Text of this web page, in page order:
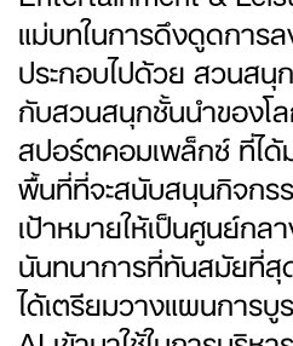
แม่บทในการดึงดูดกา
ประกอบไปด้วย สวนส
กับสวนสนุกชั้นนำของโ
สปอร์ตคอมเพล็กซ์ ที่ไ
พื้นที่ที่จะสนับสนุนกิจกร
เป้าหมายให้เป็นศูนย์กล
นันทนาการที่ทันสมัยที่
ได้เตรียมวางแผนการบู